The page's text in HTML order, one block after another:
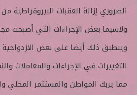
الضروري إزالة العقبات البيروقراطية
ولاسيما بعض الإجراءات التي أصبحت
وينطبق ذلك أيضا على بعض الازدواجية
التغييرات في الإجراءات والمعاملات
مما يربك المواطن والمستثمر المحلي